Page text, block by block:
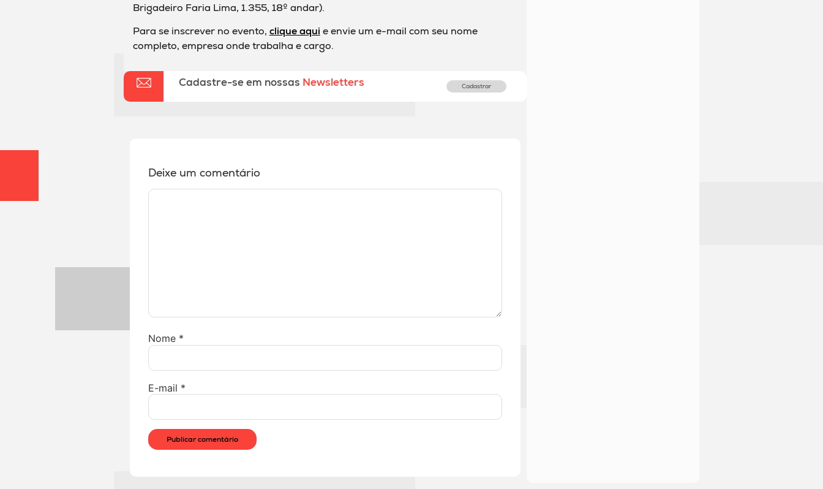
Brigadeiro Faria Lima, 1.355, 18º andar).
Para se inscrever no evento, clique aqui e envie um e-mail com seu nome
completo, empresa onde trabalha e cargo.
Cadastre-se em nossas Newsletters Cadastrar
Deixe um comentário
Nome *
E-mail *